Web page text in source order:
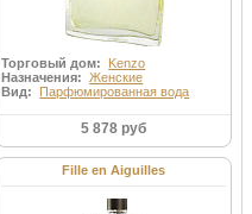
Торговый дом:
Kenzo
Назначения:Женские
Вид:
Парфюмированная вода
5 878 руб
Fille en Aiguilles